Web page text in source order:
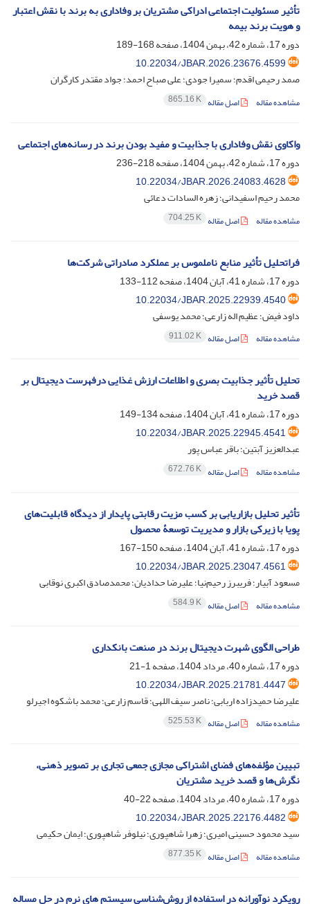
تأثیر مسئولیت اجتماعی ادراکی مشتریان بر وفاداری به برند با نقش اعتبار
و هویت برند بیمه
دوره 17، شماره 42، بهمن 1404، صفحه
168-189
10.22034/JBAR.2026.23676.4599
صمد رحیمی اقدم؛ سمیرا جودی؛ علی صباح احمد؛ جواد مقتدر کارگران
مشاهده مقاله اصل مقاله 865.16 K
واکاوی نقش وفاداری با جذابیت و مفید بودن برند در رسانه‌های اجتماعی
دوره 17، شماره 42، بهمن 1404، صفحه
218-236
10.22034/JBAR.2026.24083.4628
محمد رحیم اسفیدانی؛ زهره السادات دعائی
مشاهده مقاله اصل مقاله 704.25 K
فراتحلیل تأثیر منابع ناملموس بر عملکرد صادراتی شرکت‌ها
دوره 17، شماره 41، آبان 1404، صفحه
112-133
10.22034/JBAR.2025.22939.4540
داود فیض؛ عظیم اله زارعی؛ محمد یوسفی
مشاهده مقاله اصل مقاله 911.02 K
تحلیل تأثیر جذابیت بصری و اطلاعات ارزش غذایی درفهرست دیجیتال بر
قصد خرید
دوره 17، شماره 41، آبان 1404، صفحه
134-149
10.22034/JBAR.2025.22945.4541
عبدالعزیز آبتین؛ باقر عباس پور
مشاهده مقاله اصل مقاله 672.76 K
تأثیر تحلیل بازاریابی بر کسب مزیت رقابتی پایدار از دیدگاه قابلیت‌های
پویا با زیرکی بازار و مدیریت توسعۀ محصول
دوره 17، شماره 41، آبان 1404، صفحه
150-167
10.22034/JBAR.2025.23047.4561
مسعود آبیار؛ فریبرز رحیم‌نیا؛ علیرضا حدادیان؛ محمدصادق اکبری نوقابی
مشاهده مقاله اصل مقاله 584.9 K
طراحی الگوی شهرت دیجیتال برند در صنعت بانکداری
دوره 17، شماره 40، مرداد 1404، صفحه
1-21
10.22034/JBAR.2025.21781.4447
علیرضا حمیدزاده اربابی؛ ناصر سیف اللهی؛ قاسم زارعی؛ محمد باشکوه اجیرلو
مشاهده مقاله اصل مقاله 525.53 K
تبیین مؤلفه‌های فضای اشتراکی مجازی جمعی تجاری بر تصویر ذهنی،
نگرش‌ها و قصد خرید مشتریان
دوره 17، شماره 40، مرداد 1404، صفحه
22-40
10.22034/JBAR.2025.22176.4482
سید محمود حسینی امیری؛ زهرا شاهپوری؛ نیلوفر شاهپوری؛ ایمان حکیمی
مشاهده مقاله اصل مقاله 877.35 K
رویکرد نوآورانه در استفاده از روش‌شناسی سیستم های نرم در حل مساله